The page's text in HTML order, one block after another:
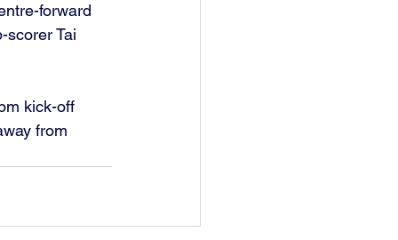
forward
scorer Tai
kick-off
from